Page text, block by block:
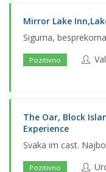
Mirror Lake
Sigurna,
Pozitivno
The Oar, Block
Experience
Svaka im cast.
Pozitivno